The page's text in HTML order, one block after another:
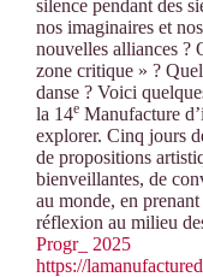
silence pendant des
nos imaginaires et
nouvelles alliances ?
zone critique » ?
danse ? Voici
la 14e Manufacture
explorer. Cinq jours
de propositions
bienveillantes, de
au monde, en
réflexion au milieu
Progr_ 2025
https://